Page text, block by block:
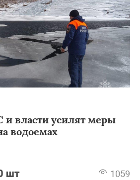
власти усилят меры
водоемах
шт 1059